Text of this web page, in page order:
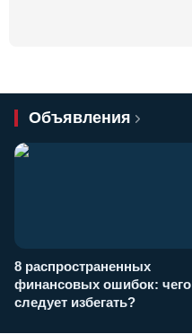
Объявления
8 распространенных
финансовых ошибок: чего
следует избегать?